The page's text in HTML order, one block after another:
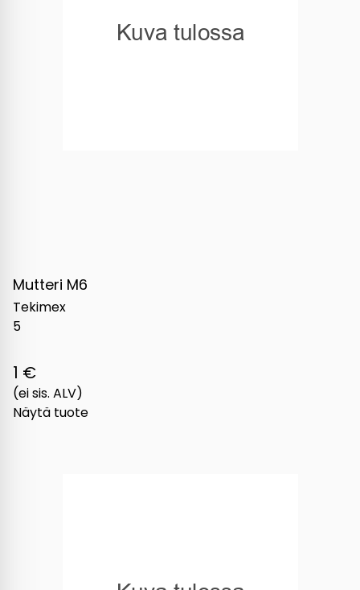
Mutteri M6
Tekimex
5
1 €
(ei sis. ALV)
Näytä tuote